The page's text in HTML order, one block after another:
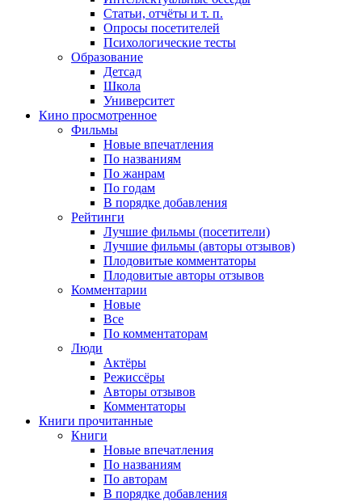
Статьи, отчёты и т. п.
Опросы посетителей
Психологические тесты
Образование
Детсад
Школа
Университет
Кино просмотренное
Фильмы
Новые впечатления
По названиям
По жанрам
По годам
В порядке добавления
Рейтинги
Лучшие фильмы (посетители)
Лучшие фильмы (авторы отзывов)
Плодовитые комментаторы
Плодовитые авторы отзывов
Комментарии
Новые
Все
По комментаторам
Люди
Актёры
Режиссёры
Авторы отзывов
Комментаторы
Книги прочитанные
Книги
Новые впечатления
По названиям
По авторам
В порядке добавления